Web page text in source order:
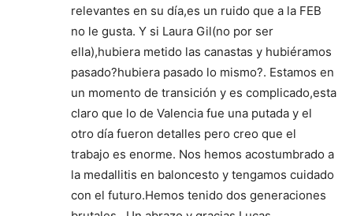
relevantes en su día,es un ruido que a la FEB
no le gusta. Y si Laura Gil(no por ser
ella),hubiera metido las canastas y hubiéramos
pasado?hubiera pasado lo mismo?. Estamos en
un momento de transición y es complicado,esta
claro que lo de Valencia fue una putada y el
otro día fueron detalles pero creo que el
trabajo es enorme. Nos hemos acostumbrado a
la medallitis en baloncesto y tengamos cuidado
con el futuro.Hemos tenido dos generaciones